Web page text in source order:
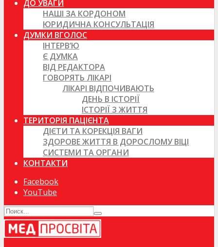
ДО УВАГИ
НАШІ ЗА КОРДОНОМ
ЮРИДИЧНА КОНСУЛЬТАЦІЯ
ДУМКИ ВГОЛОС
ІНТЕРВ’Ю
Є ДУМКА
ВІД РЕДАКТОРА
ГОВОРЯТЬ ЛІКАРІ
ЛІКАРІ ВІДПОЧИВАЮТЬ
ДЕНЬ В ІСТОРІЇ
ІСТОРІЇ З ЖИТТЯ
ТЕРИТОРІЯ ПАЦІЄНТА
ДІЄТИ ТА КОРЕКЦІЯ ВАГИ
ЗДОРОВЕ ЖИТТЯ В ДОРОСЛОМУ ВІЦІ
СИСТЕМИ ТА ОРГАНИ
КОНТАКТИ
Facebook
YouTube